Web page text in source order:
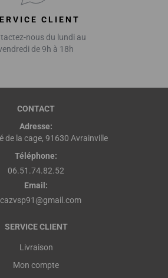
CLIENT
nous du lundi au
de 9h à 18h
CONTACT
Adresse:
de la cage, 91630 Avrainville
Téléphone:
06.51.74.82.52
Email:
SERVICE CLIENT
Livraison
Mon compte